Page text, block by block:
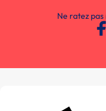
Ne ratez